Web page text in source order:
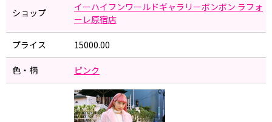
ショップ
イーハイフンワールドギャラリーボンボン ラフォ
ーレ原宿店
プライス 15000.00
色・柄 ピンク